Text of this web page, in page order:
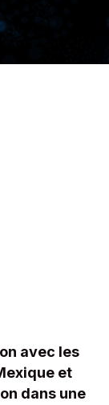
avec les
et
dans une